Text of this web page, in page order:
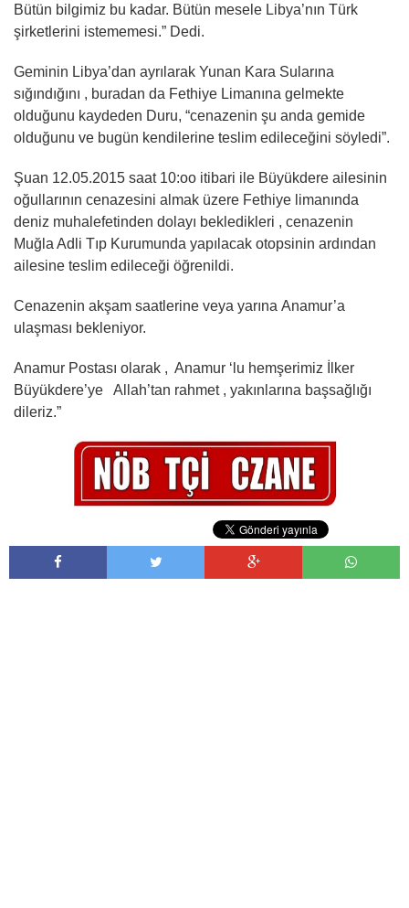
Bütün bilgimiz bu kadar. Bütün mesele Libya’nın Türk
şirketlerini istememesi.” Dedi.
Geminin Libya’dan ayrılarak Yunan Kara Sularına
sığındığını , buradan da Fethiye Limanına gelmekte
olduğunu kaydeden Duru, “cenazenin şu anda gemide
olduğunu ve bugün kendilerine teslim edileceğini söyledi”.
Şuan 12.05.2015 saat 10:oo itibari ile Büyükdere ailesinin
oğullarının cenazesini almak üzere Fethiye limanında
deniz muhalefetinden dolayı bekledikleri , cenazenin
Muğla Adli Tıp Kurumunda yapılacak otopsinin ardından
ailesine teslim edileceği öğrenildi.
Cenazenin akşam saatlerine veya yarına Anamur’a
ulaşması bekleniyor.
Anamur Postası olarak , Anamur ‘lu hemşerimiz İlker
Büyükdere’ye Allah’tan rahmet , yakınlarına başsağlığı
dileriz.”